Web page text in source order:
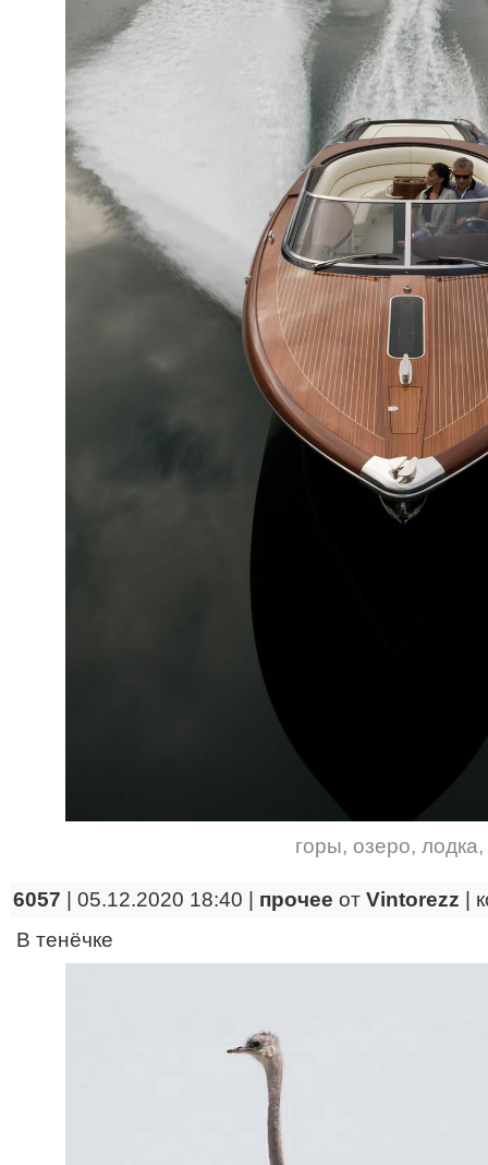
горы, озеро, лодка,
6057 | 05.12.2020 18:40 | прочее от Vintorezz
В тенёчке